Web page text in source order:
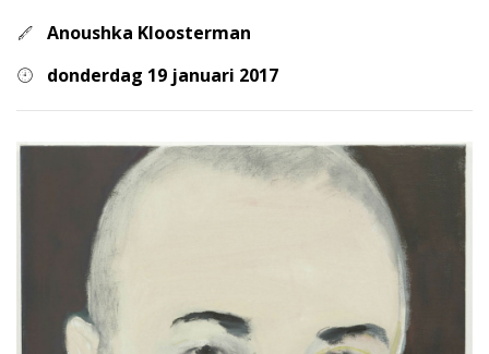
Anoushka Kloosterman
donderdag 19 januari 2017